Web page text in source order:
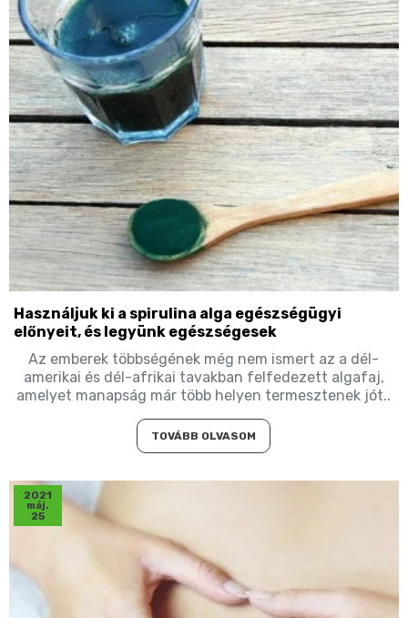
Használjuk ki a spirulina alga egészségügyi
előnyeit, és legyünk egészségesek
Az emberek többségének még nem ismert az a dél-
amerikai és dél-afrikai tavakban felfedezett algafaj,
amelyet manapság már több helyen termesztenek jót..
TOVÁBB OLVASOM
2021
máj.
25